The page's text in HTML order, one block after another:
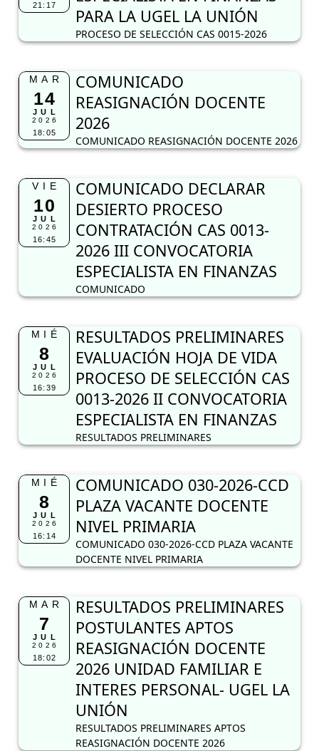
21:17
PARA LA UGEL LA UNIÓN
PROCESO DE SELECCIÓN CAS 0015-2026
MAR
14
JUL
2026
18:05
COMUNICADO
REASIGNACIÓN DOCENTE
2026
COMUNICADO REASIGNACIÓN DOCENTE 2026
VIE
10
JUL
2026
16:45
COMUNICADO DECLARAR
DESIERTO PROCESO
CONTRATACIÓN CAS 0013-
2026 III CONVOCATORIA
ESPECIALISTA EN FINANZAS
COMUNICADO
MIÉ
8
JUL
2026
16:39
RESULTADOS PRELIMINARES
EVALUACIÓN HOJA DE VIDA
PROCESO DE SELECCIÓN CAS
0013-2026 II CONVOCATORIA
ESPECIALISTA EN FINANZAS
RESULTADOS PRELIMINARES
MIÉ
8
JUL
2026
16:14
COMUNICADO 030-2026-CCD
PLAZA VACANTE DOCENTE
NIVEL PRIMARIA
COMUNICADO 030-2026-CCD PLAZA VACANTE
DOCENTE NIVEL PRIMARIA
MAR
7
JUL
2026
18:02
RESULTADOS PRELIMINARES
POSTULANTES APTOS
REASIGNACIÓN DOCENTE
2026 UNIDAD FAMILIAR E
INTERES PERSONAL- UGEL LA
UNIÓN
RESULTADOS PRELIMINARES APTOS
REASIGNACIÓN DOCENTE 2026